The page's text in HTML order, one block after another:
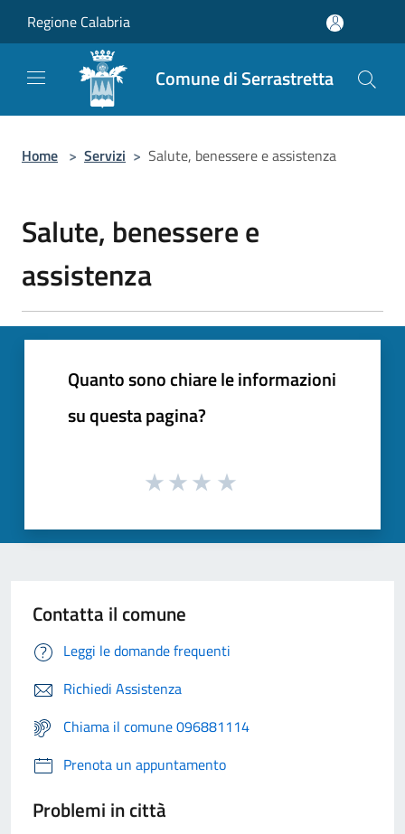
Regione Calabria
Comune di Serrastretta
Home > Servizi > Salute, benessere e assistenza
Salute, benessere e
assistenza
Quanto sono chiare le informazioni
su questa pagina?
Contatta il comune
Leggi le domande frequenti
Richiedi Assistenza
Chiama il comune 096881114
Prenota un appuntamento
Problemi in città